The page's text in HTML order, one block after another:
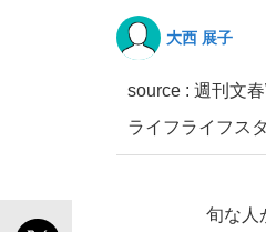
キングの
大西 展子
source : 週刊文
ライフライフス
旬な人